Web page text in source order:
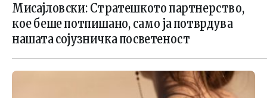
Мисајловски: Стратешкото партнерство,
кое беше потпишано, само ја потврдува
нашата сојузничка посветеност